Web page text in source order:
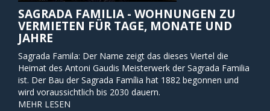
SAGRADA FAMILIA - WOHNUNGEN ZU
VERMIETEN FÜR TAGE, MONATE UND
JAHRE
Sagrada Famila: Der Name zeigt das dieses Viertel die
Heimat des Antoni Gaudis Meisterwerk der Sagrada Familia
ist. Der Bau der Sagrada Família hat 1882 begonnen und
wird voraussichtlich bis 2030 dauern.
Die Kathedrale ist zweifellos das wichtigste Merkmal dieses
MEHR LESEN